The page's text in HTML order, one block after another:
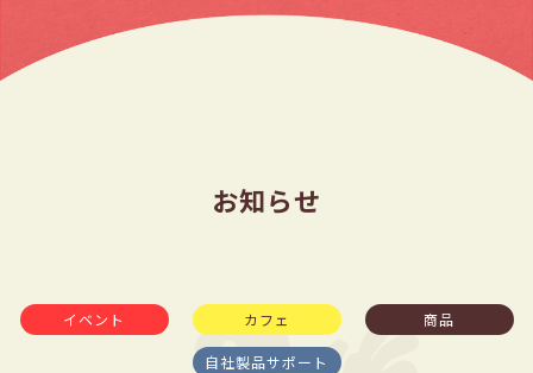
お知らせ
イベント カフェ 商品
自社製品サポート